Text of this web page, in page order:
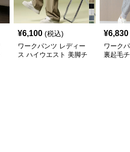
¥6,100 (税込)
ワークパンツ レディー
ス ハイウエスト 美脚チ
¥6,830
ワーク
裏起毛